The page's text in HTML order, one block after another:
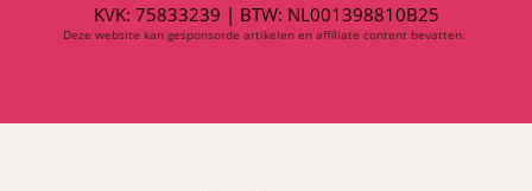
KVK: 75833239 | BTW: NL001398810B25
Deze website kan gesponsorde artikelen en affiliate content bevatten.